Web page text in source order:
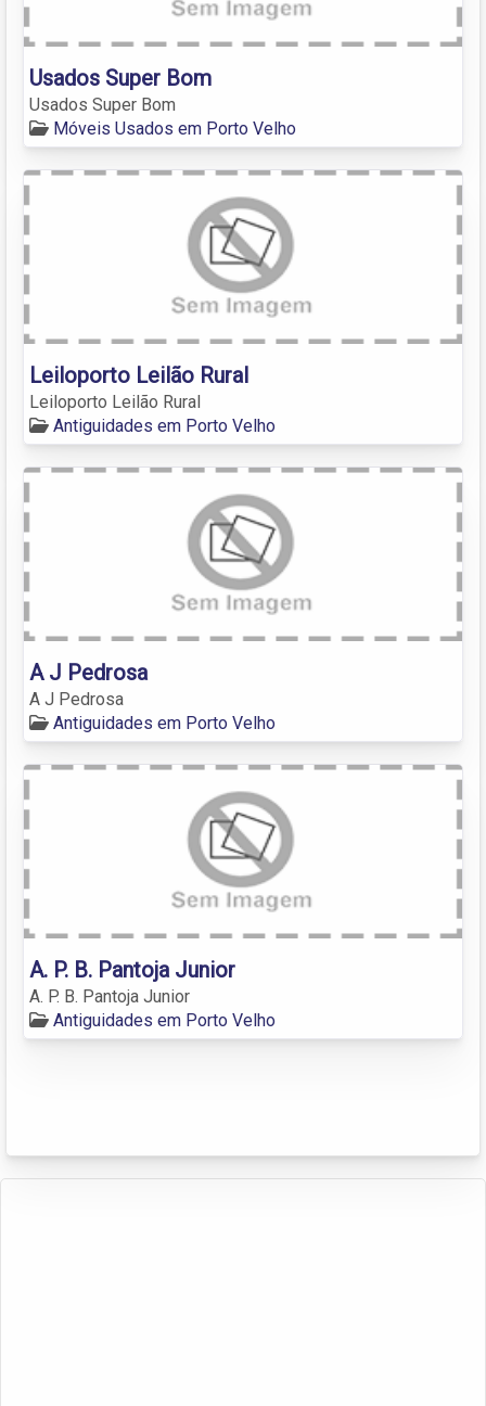
Usados Super Bom
Usados Super Bom
Móveis Usados em Porto Velho
Leiloporto Leilão Rural
Leiloporto Leilão Rural
Antiguidades em Porto Velho
A J Pedrosa
A J Pedrosa
Antiguidades em Porto Velho
A. P. B. Pantoja Junior
A. P. B. Pantoja Junior
Antiguidades em Porto Velho